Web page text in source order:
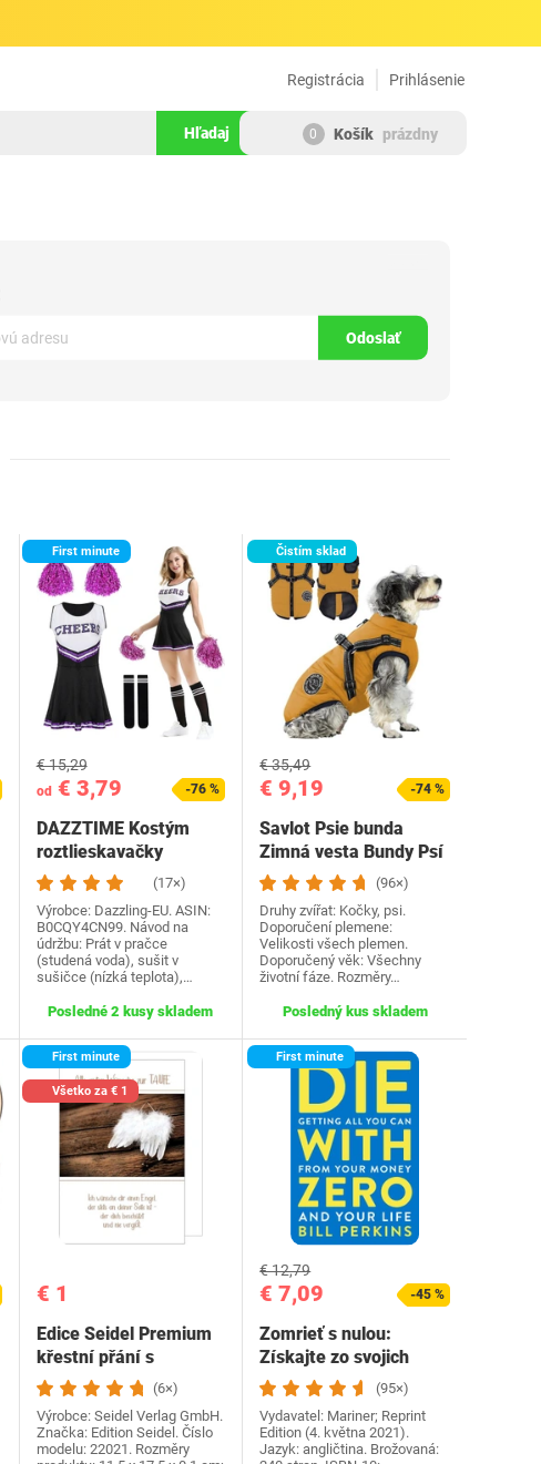
Prihlásenie
Registrácia
Hľadaj 0 Košík prázdny
Odoslať
First minute
od€ 3,79
€ 15,29
-76 %
DAZZTIME Kostým
roztlieskavačky
dámske, kostým…
(17×)
Výrobce: Dazzling-EU. ASIN:
B0CQY4CN99. Návod na
údržbu: Prát v pračce
(studená voda), sušit v
sušičce (nízká teplota),…
Posledné 2 kusy skladem
Čistím sklad
€ 9,19
€ 35,49
-74 %
Savlot Psie bunda
Zimná vesta Bundy Psí
kabát Psí sveter…
(96×)
Druhy zvířat: Kočky, psi.
Doporučení plemene:
Velikosti všech plemen.
Doporučený věk: Všechny
životní fáze. Rozměry…
Posledný kus skladem
First minute
Všetko za € 1
€ 1
Edice Seidel Premium
křestní přání s
obálkou. Přání ke
křtu…
(6×)
Výrobce: Seidel Verlag GmbH.
Značka: Edition Seidel. Číslo
modelu: 22021. Rozměry
First minute
€ 7,09
€ 12,79
-45 %
Zomrieť s nulou:
Získajte zo svojich
peňazí a života…
(95×)
Vydavatel: Mariner; Reprint
Edition (4. května 2021).
Jazyk: angličtina. Brožovaná: